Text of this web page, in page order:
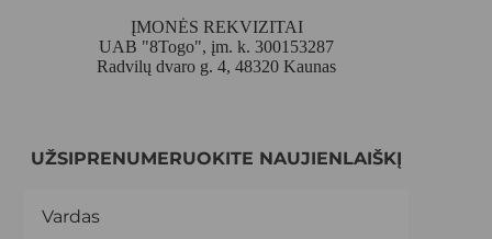
ĮMONĖS REKVIZITAI
UAB "8Togo", įm. k. 300153287
Radvilų dvaro g. 4, 48320 Kaunas
UŽSIPRENUMERUOKITE NAUJIENLAIŠKĮ